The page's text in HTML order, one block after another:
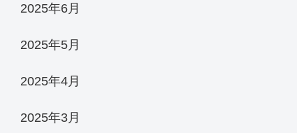
2025年6月
2025年5月
2025年4月
2025年3月